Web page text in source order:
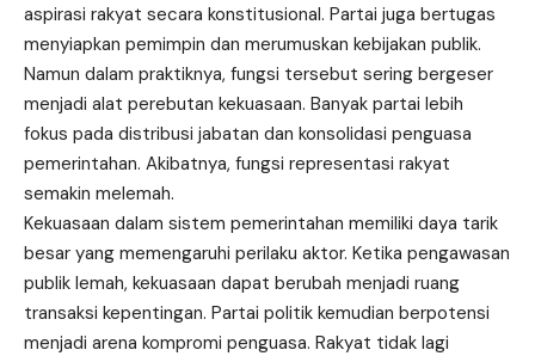
aspirasi rakyat secara konstitusional. Partai juga bertugas
menyiapkan pemimpin dan merumuskan kebijakan publik.
Namun dalam praktiknya, fungsi tersebut sering bergeser
menjadi alat perebutan kekuasaan. Banyak partai lebih
fokus pada distribusi jabatan dan konsolidasi penguasa
pemerintahan. Akibatnya, fungsi representasi rakyat
semakin melemah.
Kekuasaan dalam sistem pemerintahan memiliki daya tarik
besar yang memengaruhi perilaku aktor. Ketika pengawasan
publik lemah, kekuasaan dapat berubah menjadi ruang
transaksi kepentingan. Partai politik kemudian berpotensi
menjadi arena kompromi penguasa. Rakyat tidak lagi